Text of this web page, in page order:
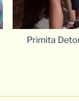
Primita